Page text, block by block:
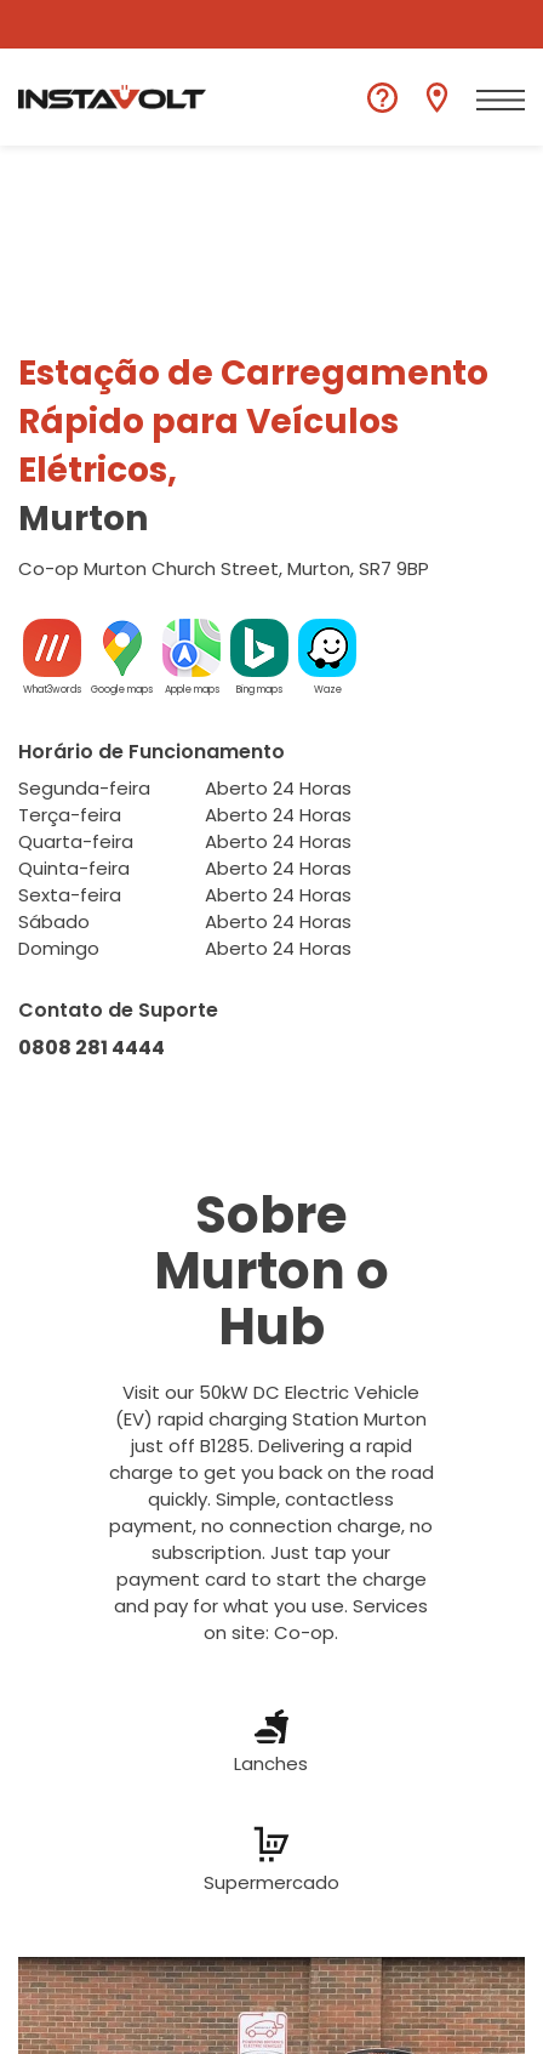
Ver outra localização
Estação de Carregamento
Rápido para Veículos
Elétricos,
Murton
Co-op Murton Church Street, Murton, SR7 9BP
What3words Google maps Apple maps Bing maps Waze
Horário de Funcionamento
Segunda-feira
Aberto 24 Horas
Terça-feira
Aberto 24 Horas
Quarta-feira
Aberto 24 Horas
Quinta-feira
Aberto 24 Horas
Sexta-feira
Aberto 24 Horas
Sábado
Aberto 24 Horas
Domingo
Aberto 24 Horas
Contato de Suporte
0808 281 4444
Sobre
Murton o
Hub
Visit our 50kW DC Electric Vehicle
(EV) rapid charging Station Murton
just off B1285. Delivering a rapid
charge to get you back on the road
quickly. Simple, contactless
payment, no connection charge, no
subscription. Just tap your
payment card to start the charge
and pay for what you use. Services
on site: Co-op.
Lanches
Supermercado